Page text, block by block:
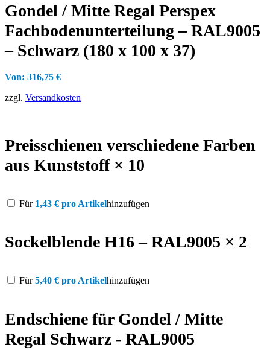
Gondel / Mitte Regal Perspex
Fachbodenunterteilung – RAL9005
– Schwarz (180 x 100 x 37)
Von: 316,75 €
zzgl. Versandkosten
Preisschienen verschiedene Farben
aus Kunststoff × 10
Für 1,43 € pro Artikelhinzufügen
Sockelblende H16 – RAL9005 × 2
Für5,40 € pro Artikelhinzufügen
Endschiene für Gondel / Mitte
Regal Schwarz - RAL9005